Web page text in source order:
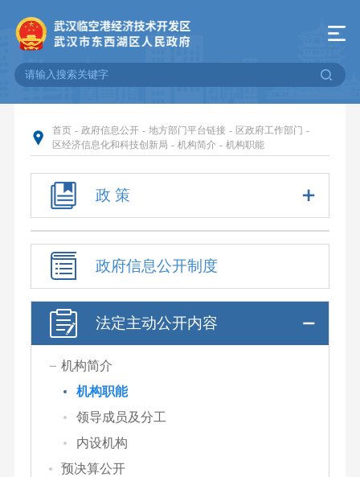
首页 - 政府信息公开 - 地方部门平台链接 - 区政府工作部门 -
区经济信息化和科技创新局 - 机构简介 - 机构职能
政 策
政府信息公开制度
法定主动公开内容
机构简介
机构职能
领导成员及分工
内设机构
预决算公开